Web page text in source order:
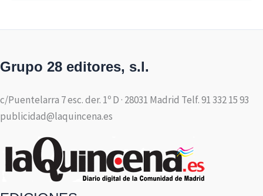
Grupo 28 editores, s.l.
c/Puentelarra 7 esc. der. 1º D · 28031 Madrid Telf. 91 332 15 93
publicidad@laquincena.es